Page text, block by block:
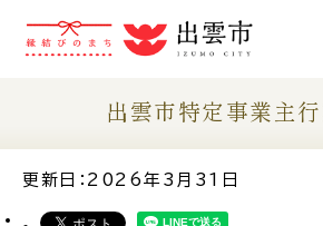
市民の方 （くらし・行政・議会）
事業者の方
観光される方
出雲市特定事業主
更新日：2026年3月31日